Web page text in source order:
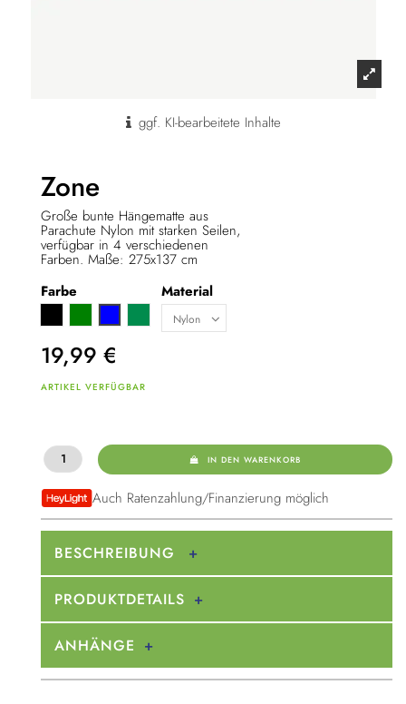
ggf. KI-bearbeitete Inhalte
Zone
Große bunte Hängematte aus
Parachute Nylon mit starken Seilen,
verfügbar in 4 verschiedenen
Farben. Maße: 275x137 cm
Farbe
Dunkelgrün
Material
19,99 €
ARTIKEL VERFÜGBAR
IN DEN WARENKORB
Auch Ratenzahlung/Finanzierung möglich
BESCHREIBUNG
PRODUKTDETAILS
ANHÄNGE